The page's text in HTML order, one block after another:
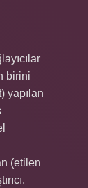
birini
yapılan
(etilen